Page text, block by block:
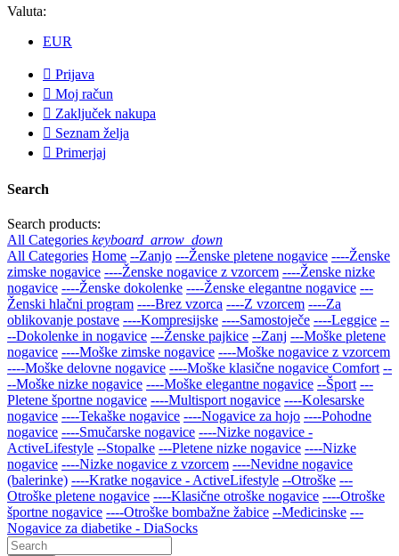
Valuta:
EUR
 Prijava
 Moj račun
 Zaključek nakupa
 Seznam želja
 Primerjaj
Search
Search products:
All Categories keyboard_arrow_down
All Categories Home --Zanjo ---Ženske pletene nogavice ----Ženske
zimske nogavice ----Ženske nogavice z vzorcem ----Ženske nizke
nogavice ----Ženske dokolenke ----Ženske elegantne nogavice ---
Ženski hlačni program ----Brez vzorca ----Z vzorcem ----Za
oblikovanje postave ----Kompresijske ----Samostoječe ----Leggice --
--Dokolenke in nogavice ---Ženske pajkice --Zanj ---Moške pletene
nogavice ----Moške zimske nogavice ----Moške nogavice z vzorcem
----Moške delovne nogavice ----Moške klasične nogavice Comfort --
--Moške nizke nogavice ----Moške elegantne nogavice --Šport ---
Pletene športne nogavice ----Multisport nogavice ----Kolesarske
nogavice ----Tekaške nogavice ----Nogavice za hojo ----Pohodne
nogavice ----Smučarske nogavice ----Nizke nogavice -
ActiveLifestyle --Stopalke ---Pletene nizke nogavice ----Nizke
nogavice ----Nizke nogavice z vzorcem ----Nevidne nogavice
(balerinke) ----Kratke nogavice - ActiveLifestyle --Otroške ---
Otroške pletene nogavice ----Klasične otroške nogavice ----Otroške
športne nogavice ----Otroške bombažne žabice --Medicinske ---
Nogavice za diabetike - DiaSocks